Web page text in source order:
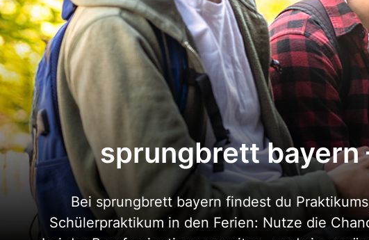
sprungbrett bayern
Bei sprungbrett bayern findest du
Schülerpraktikum in den Ferien: Nutze die